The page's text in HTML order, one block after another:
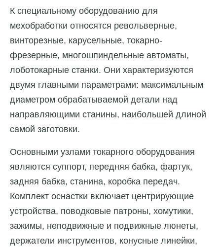
К специальному оборудованию для
мехобработки относятся револьверные,
винторезные, карусельные, токарно-
фрезерные, многошпиндельные автоматы,
лоботокарные станки. Они характеризуются
двумя главными параметрами: максимальным
диаметром обрабатываемой детали над
направляющими станины, наибольшей длиной
самой заготовки.
Основными узлами токарного оборудования
являются суппорт, передняя бабка, фартук,
задняя бабка, станина, коробка передач.
Комплект оснастки включает центрирующие
устройства, поводковые патроны, хомутики,
зажимы, неподвижные и подвижные люнеты,
держатели инструментов, конусные линейки,